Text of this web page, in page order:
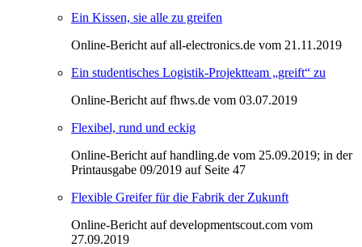
Ein Kissen, sie alle zu greifen
Online-Bericht auf all-electronics.de vom 21.11.2019
Ein studentisches Logistik-Projektteam „greift“ zu
Online-Bericht auf fhws.de vom 03.07.2019
Flexibel, rund und eckig
Online-Bericht auf handling.de vom 25.09.2019; in der
Printausgabe 09/2019 auf Seite 47
Flexible Greifer für die Fabrik der Zukunft
Online-Bericht auf developmentscout.com vom
27.09.2019